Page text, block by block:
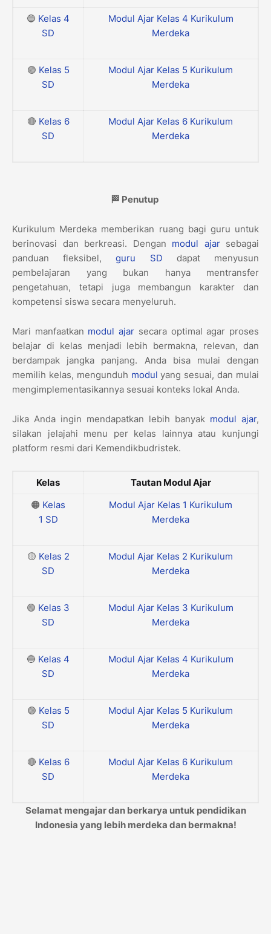
🔵 Kelas 4
SD
Modul Ajar Kelas 4 Kurikulum
Merdeka
🟣 Kelas 5
SD
Modul Ajar Kelas 5 Kurikulum
Merdeka
🔴 Kelas 6
SD
Modul Ajar Kelas 6 Kurikulum
Merdeka
🏁 Penutup
Kurikulum Merdeka memberikan ruang bagi guru untuk
berinovasi dan berkreasi. Dengan modul ajarsebagai
panduan fleksibel,guru SD dapat menyusun
pembelajaran yang bukan hanya mentransfer
pengetahuan, tetapi juga membangun karakter dan
kompetensi siswa secara menyeluruh.
Mari manfaatkan modul ajar secara optimal agar proses
belajar di kelas menjadi lebih bermakna, relevan, dan
berdampak jangka panjang. Anda bisa mulai dengan
memilih kelas, mengunduh modul yang sesuai, dan mulai
mengimplementasikannya sesuai konteks lokal Anda.
Jika Anda ingin mendapatkan lebih banyak modul ajar,
silakan jelajahi menu per kelas lainnya atau kunjungi
platform resmi dari Kemendikbudristek.
Kelas
Tautan Modul Ajar
🟠 Kelas
1 SD
Modul Ajar Kelas 1 Kurikulum
Merdeka
🟡 Kelas 2
SD
Modul Ajar Kelas 2 Kurikulum
Merdeka
🟢 Kelas 3
SD
Modul Ajar Kelas 3 Kurikulum
Merdeka
🔵 Kelas 4
SD
Modul Ajar Kelas 4 Kurikulum
Merdeka
🟣 Kelas 5
SD
Modul Ajar Kelas 5 Kurikulum
Merdeka
🔴 Kelas 6
SD
Modul Ajar Kelas 6 Kurikulum
Merdeka
Selamat mengajar dan berkarya untuk pendidikan
Indonesia yang lebih merdeka dan bermakna!